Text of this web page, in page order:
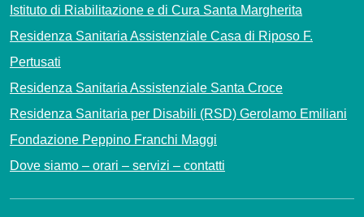
Istituto di Riabilitazione e di Cura Santa Margherita
Residenza Sanitaria Assistenziale Casa di Riposo F.
Pertusati
Residenza Sanitaria Assistenziale Santa Croce
Residenza Sanitaria per Disabili (RSD) Gerolamo Emiliani
Fondazione Peppino Franchi Maggi
Dove siamo – orari – servizi – contatti